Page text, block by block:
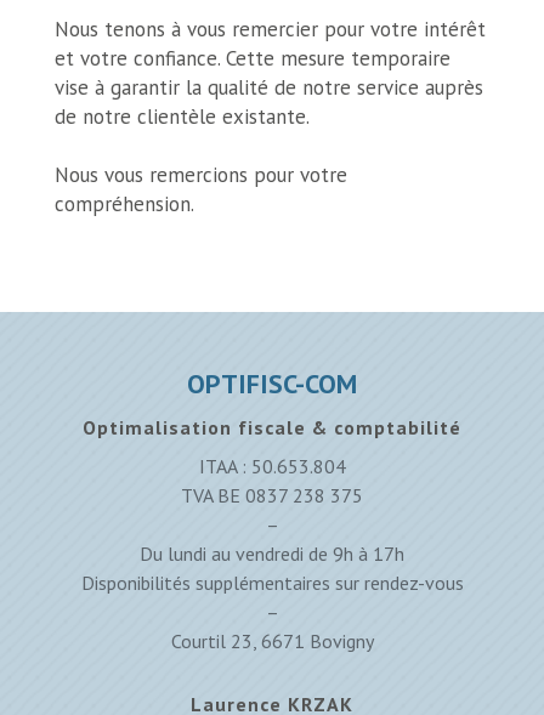
Nous tenons à vous remercier pour votre intérêt
et votre confiance. Cette mesure temporaire
vise à garantir la qualité de notre service auprès
de notre clientèle existante.
Nous vous remercions pour votre
compréhension.
OPTIFISC-COM
Optimalisation fiscale & comptabilité
ITAA : 50.653.804
TVA BE 0837 238 375
–
Du lundi au vendredi de 9h à 17h
Disponibilités supplémentaires sur rendez-vous
–
Courtil 23, 6671 Bovigny
Laurence KRZAK